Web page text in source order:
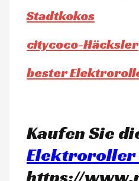
Stadtkokos
citycoco-Häcksler
bester
Kaufen Sie
Elektroroller